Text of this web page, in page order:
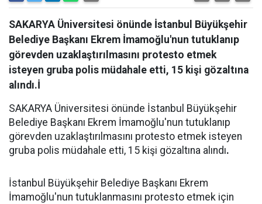
SAKARYA Üniversitesi önünde İstanbul Büyükşehir
Belediye Başkanı Ekrem İmamoğlu'nun tutuklanıp
görevden uzaklaştırılmasını protesto etmek
isteyen gruba polis müdahale etti, 15 kişi gözaltına
alındı.İ
SAKARYA Üniversitesi önünde İstanbul Büyükşehir
Belediye Başkanı Ekrem İmamoğlu'nun tutuklanıp
görevden uzaklaştırılmasını protesto etmek isteyen
gruba polis müdahale etti, 15 kişi gözaltına alındı.
İstanbul Büyükşehir Belediye Başkanı Ekrem
İmamoğlu'nun tutuklanmasını protesto etmek için